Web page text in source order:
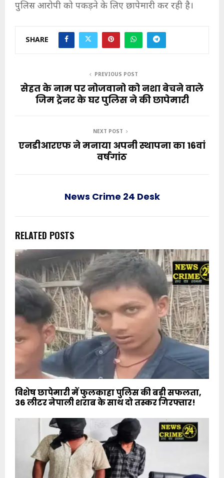
पुलिस आरोपी को पकड़ने के लिए छापेमारी कर रही है।
SHARE
PREVIOUS POST
सेहत के नाम पर नोजवानो को नशा बेचने वाले
जिम ट्रेनर के घर पुलिस ने की छापेमारी
NEXT POST
एनडीआरएफ ने मनाया अपनी स्थापना का 16वां
वर्षगांठ
News Crime 24 Desk
RELATED POSTS
विशेष छापेमारी में फुलकाहा पुलिस की बड़ी सफलता,
36 लीटर नेपाली शराब के साथ दो तस्कर गिरफ्तार!